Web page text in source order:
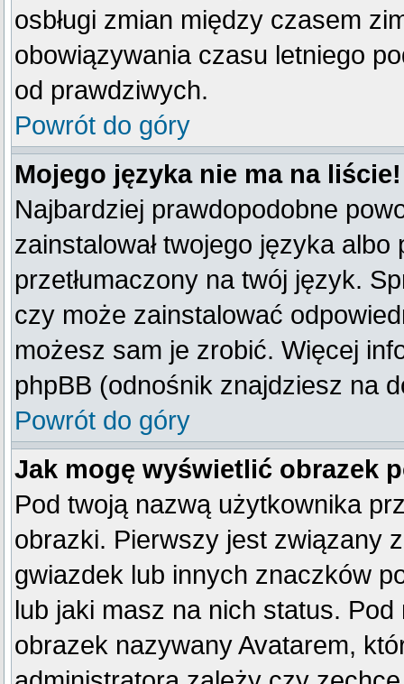
osbługi zmian między czasem
obowiązywania czasu letniego
od prawdziwych.
Powrót do góry
Mojego języka nie ma na liście!
Najbardziej prawdopodobne
zainstalował twojego języka
przetłumaczony na twój język.
czy może zainstalować
możesz sam je zrobić. Więcej
phpBB (odnośnik znajdziesz na
Powrót do góry
Jak mogę wyświetlić obrazek
Pod twoją nazwą użytkownika
obrazki. Pierwszy jest związany
gwiazdek lub innych znaczków
lub jaki masz na nich status.
obrazek nazywany Avatarem,